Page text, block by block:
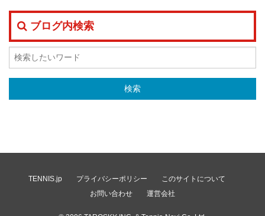
ブログ内検索
TENNIS.jp プライバシーポリシー
このサイトについて
お問い合わせ
運営会社